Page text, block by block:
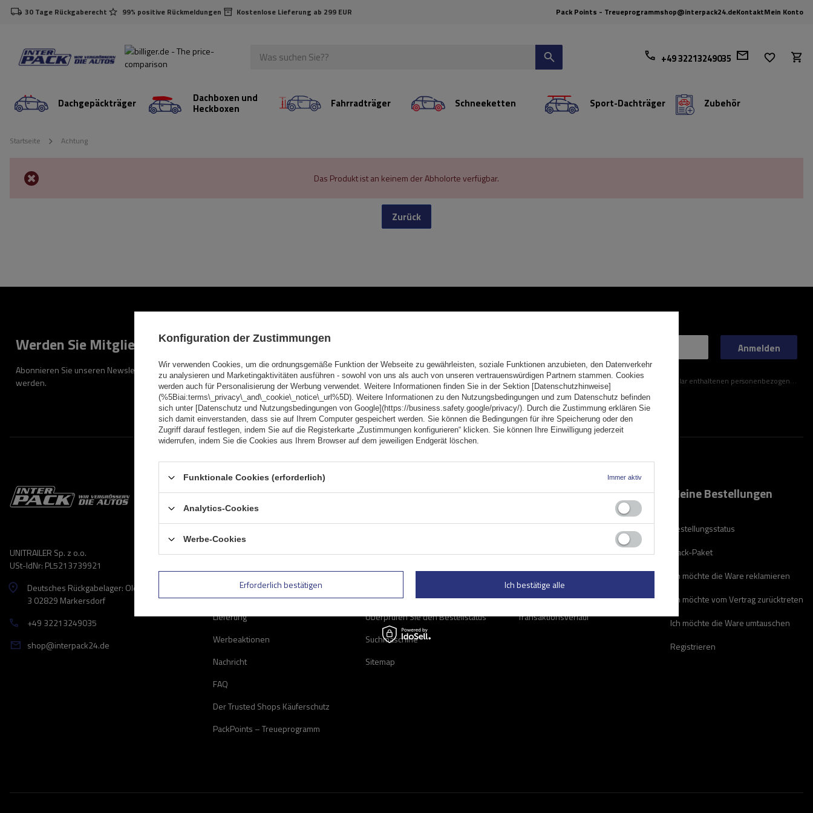
30 Tage Rückgaberecht 99% positive Rückmeldungen Kostenlose Lieferung ab 299 EUR Pack Points - Treueprogrammshop@interpack24.deKontaktMein Konto
+49 32213249035
Dachgepäckträger Dachboxen und
Heckboxen Fahrradträger Schneeketten Sport-Dachträger Zubehör
Startseite Achtung
Das Produkt ist an keinem der Abholorte verfügbar.
Zurück
Werden Sie Mitglied
Abonnieren Sie unseren Newsletter, um regelmäßig über Neuigkeiten und Sonderangebote informiert zu
werden.
Kontaktformular Ich stimme der Verarbeitung meiner im Kontaktformular enthaltenen personenbezogenen Daten gemäß der Verordnung (EU) des Europäischen Parlaments und des Rates zu.
Anmelden
UNITRAILER Sp. z o.o.
USt-IdNr: PL5213739921
Deutsches Rückgabelager: Oldenburger Ring
3 02829 Markersdorf
+49 32213249035
shop@interpack24.de
Information
Impressum
Informationen speichern
Lieferung
Werbeaktionen
Nachricht
FAQ
Der Trusted Shops Käuferschutz
PackPoints – Treueprogramm
Hilfe
Kontakt
Widerrufsbelehrung
Überprüfen Sie den Bestellstatus
Suchmaschine
Sitemap
Mein Konto
Registrieren
Warenkorb
Transaktionsverlauf
Meine Bestellungen
Bestellungsstatus
Track-Paket
Ich möchte die Ware reklamieren
Ich möchte vom Vertrag zurücktreten
Ich möchte die Ware umtauschen
Registrieren
Konfiguration der Zustimmungen
Wir verwenden Cookies, um die ordnungsgemäße Funktion der Webseite zu gewährleisten, soziale Funktionen anzubieten, den Datenverkehr
zu analysieren und Marketingaktivitäten ausführen - sowohl von uns als auch von unseren vertrauenswürdigen Partnern stammen. Cookies
werden auch für Personalisierung der Werbung verwendet. Weitere Informationen finden Sie in der Sektion [Datenschutzhinweise]
(%5Biai:terms\_privacy\_and\_cookie\_notice\_url%5D). Weitere Informationen zu den Nutzungsbedingungen und zum Datenschutz befinden
sich unter [Datenschutz und Nutzungsbedingungen von Google](https://business.safety.google/privacy/). Durch die Zustimmung erklären Sie
sich damit einverstanden, dass sie auf Ihrem Computer gespeichert werden. Sie können die Bedingungen für ihre Speicherung oder den
Zugriff darauf festlegen, indem Sie auf die Registerkarte „Zustimmungen konfigurieren“ klicken. Sie können Ihre Einwilligung jederzeit
widerrufen, indem Sie die Cookies aus Ihrem Browser auf dem jeweiligen Endgerät löschen.
Funktionale Cookies (erforderlich) Immer aktiv
Analytics-Cookies
Werbe-Cookies
Erforderlich bestätigen Ich bestätige alle